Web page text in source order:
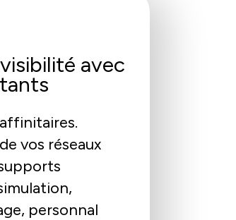
avec
vos réseaux
personnal